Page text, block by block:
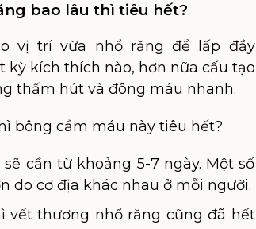
bao lâu thì tiêu hết?
vị trí vừa nhổ răng để lấp đầy
kỳ kích thích nào, hơn nữa cấu tạo
thấm hút và đông máu nhanh.
bông cầm máu này tiêu hết?
cần từ khoảng 5-7 ngày. Một số
do cơ địa khác nhau ở mỗi người.
vết thương nhổ răng cũng đã hết